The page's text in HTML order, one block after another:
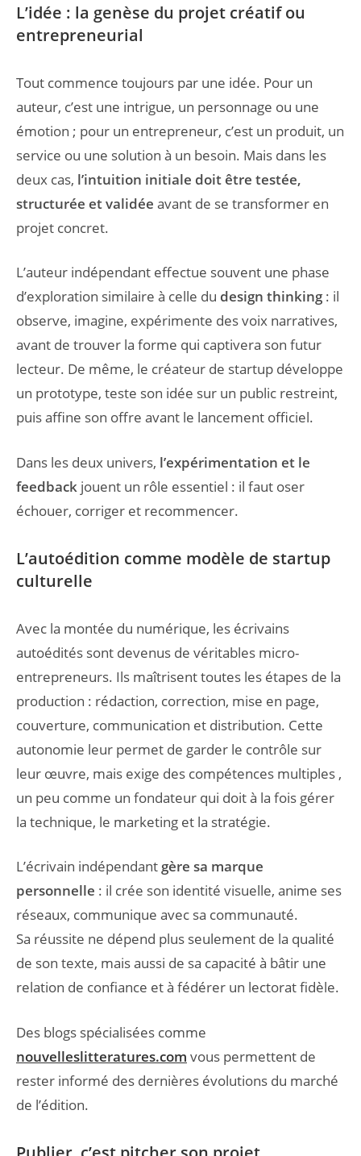
L’idée : la genèse du projet créatif ou
entrepreneurial
Tout commence toujours par une idée. Pour un
auteur, c’est une intrigue, un personnage ou une
émotion ; pour un entrepreneur, c’est un produit, un
service ou une solution à un besoin. Mais dans les
deux cas, l’intuition initiale doit être testée,
structurée et validée avant de se transformer en
projet concret.
L’auteur indépendant effectue souvent une phase
d’exploration similaire à celle du design thinking: il
observe, imagine, expérimente des voix narratives,
avant de trouver la forme qui captivera son futur
lecteur. De même, le créateur de startup développe
un prototype, teste son idée sur un public restreint,
puis affine son offre avant le lancement officiel.
Dans les deux univers, l’expérimentation et le
feedback jouent un rôle essentiel : il faut oser
échouer, corriger et recommencer.
L’autoédition comme modèle de startup
culturelle
Avec la montée du numérique, les écrivains
autoédités sont devenus de véritables micro-
entrepreneurs. Ils maîtrisent toutes les étapes de la
production : rédaction, correction, mise en page,
couverture, communication et distribution. Cette
autonomie leur permet de garder le contrôle sur
leur œuvre, mais exige des compétences multiples ,
un peu comme un fondateur qui doit à la fois gérer
la technique, le marketing et la stratégie.
L’écrivain indépendant gère sa marque
personnelle : il crée son identité visuelle, anime ses
réseaux, communique avec sa communauté.
Sa réussite ne dépend plus seulement de la qualité
de son texte, mais aussi de sa capacité à bâtir une
relation de confiance et à fédérer un lectorat fidèle.
Des blogs spécialisées comme
nouvelleslitteratures.com vous permettent de
rester informé des dernières évolutions du marché
de l’édition.